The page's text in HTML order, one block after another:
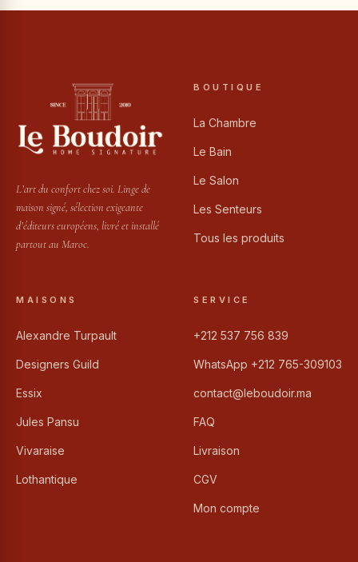
L’art du confort chez soi. Linge de
maison signé, sélection exigeante
d’éditeurs européens, livré et installé
partout au Maroc.
BOUTIQUE
La Chambre
Le Bain
Le Salon
Les Senteurs
Tous les produits
MAISONS
Alexandre Turpault
Designers Guild
Essix
Jules Pansu
Vivaraise
Lothantique
SERVICE
+212 537 756 839
WhatsApp +212 765-309103
contact@leboudoir.ma
FAQ
Livraison
CGV
Mon compte